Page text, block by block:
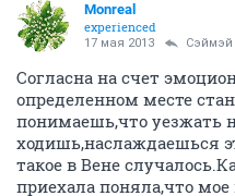
Monreal
experienced
17 мая 2013 Сэймэй
Согласна на счет
определенном месте
понимаешь,что уезжать
ходишь,наслаждаешься
такое в Вене
приехала поняла,что